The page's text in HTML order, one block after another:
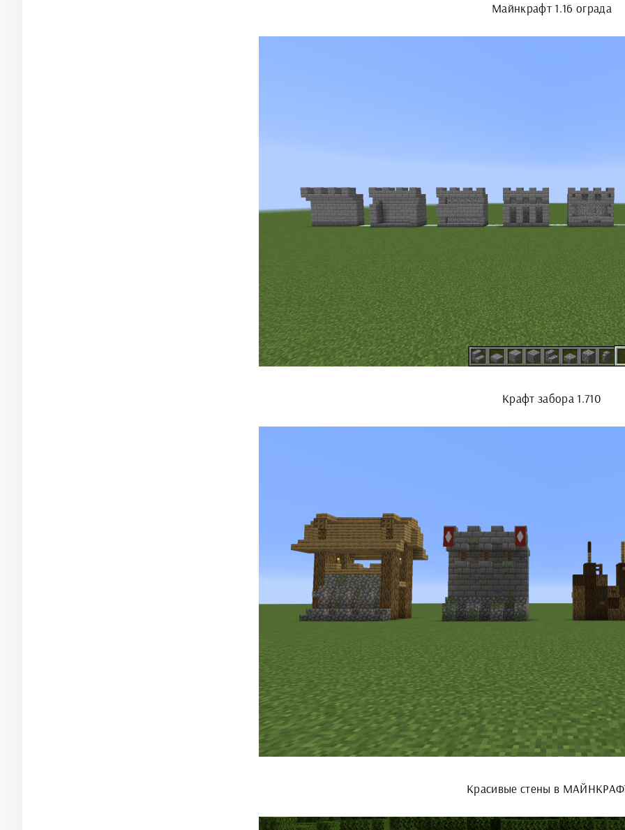
Майнкрафт 1.16 ограда
Крафт забора 1.710
Красивые стены в